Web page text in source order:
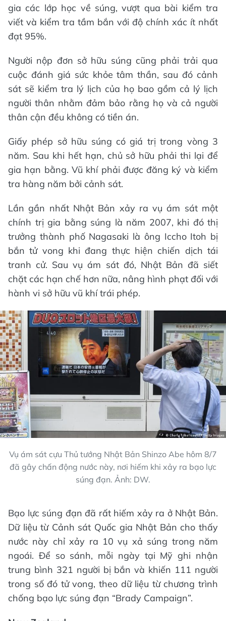
gia các lớp học về súng, vượt qua bài kiểm tra
viết và kiểm tra tầm bắn với độ chính xác ít nhất
đạt 95%.
Người nộp đơn sở hữu súng cũng phải trải qua
cuộc đánh giá sức khỏe tâm thần, sau đó cảnh
sát sẽ kiểm tra lý lịch của họ bao gồm cả lý lịch
người thân nhằm đảm bảo rằng họ và cả người
thân cận đều không có tiền án.
Giấy phép sở hữu súng có giá trị trong vòng 3
năm. Sau khi hết hạn, chủ sở hữu phải thi lại để
gia hạn bằng. Vũ khí phải được đăng ký và kiểm
tra hàng năm bởi cảnh sát.
Lần gần nhất Nhật Bản xảy ra vụ ám sát một
chính trị gia bằng súng là năm 2007, khi đó thị
trưởng thành phố Nagasaki là ông Iccho Itoh bị
bắn tử vong khi đang thực hiện chiến dịch tái
tranh cử. Sau vụ ám sát đó, Nhật Bản đã siết
chặt các hạn chế hơn nữa, nâng hình phạt đối với
hành vi sở hữu vũ khí trái phép.
Vụ ám sát cựu Thủ tướng Nhật Bản Shinzo Abe hôm 8/7
đã gây chấn động nước này, nơi hiếm khi xảy ra bạo lực
súng đạn. Ảnh: DW.
Bạo lực súng đạn đã rất hiếm xảy ra ở Nhật Bản.
Dữ liệu từ Cảnh sát Quốc gia Nhật Bản cho thấy
nước này chỉ xảy ra 10 vụ xả súng trong năm
ngoái. Để so sánh, mỗi ngày tại Mỹ ghi nhận
trung bình 321 người bị bắn và khiến 111 người
trong số đó tử vong, theo dữ liệu từ chương trình
chống bạo lực súng đạn “Brady Campaign”.